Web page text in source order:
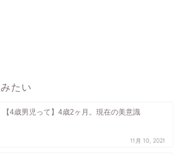
たい
【4歳男児って】4歳2ヶ月。現在の美意識
11月 10, 2021